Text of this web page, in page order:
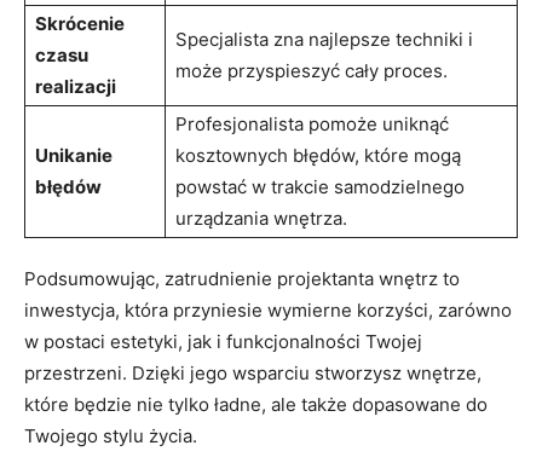
Skrócenie
⁤czasu
realizacji
Specjalista zna ⁣najlepsze techniki ⁣i
może ⁣przyspieszyć cały proces.
Unikanie
błędów
Profesjonalista pomoże uniknąć⁤
kosztownych ‌błędów, które mogą
powstać w trakcie samodzielnego
urządzania wnętrza.
Podsumowując, zatrudnienie ⁢projektanta wnętrz to
inwestycja,‌ która przyniesie wymierne korzyści, zarówno
w postaci estetyki, jak i funkcjonalności Twojej
‍przestrzeni. Dzięki ⁢jego wsparciu ‌stworzysz wnętrze,
które będzie nie tylko ładne, ale⁣ także dopasowane do
Twojego stylu życia.